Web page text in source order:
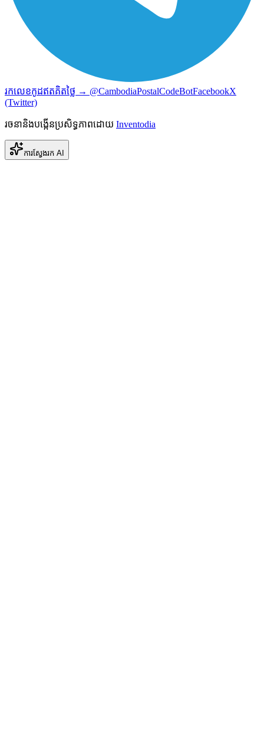
រកលេខកូដឥតគិតថ្លៃ → @CambodiaPostalCodeBotFacebookX
(Twitter)
រចនានិងបង្កើនប្រសិទ្ធភាពដោយ Inventodia
ការស្វែងរក AI